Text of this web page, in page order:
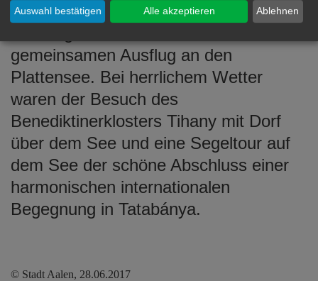
für die Wasserversorgung dient. Am
gemeinsamen Ausflug an den
Plattensee. Bei herrlichem Wetter
waren der Besuch des
Benediktinerklosters Tihany mit Dorf
über dem See und eine Segeltour auf
dem See der schöne Abschluss einer
harmonischen internationalen
Begegnung in Tatabánya.
© Stadt Aalen, 28.06.2017
Ablehnen
Auswahl bestätigen Alle akzeptieren